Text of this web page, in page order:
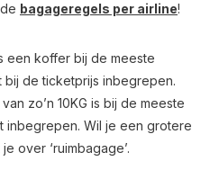
bagageregels per airline!
een koffer bij de meeste
bij de ticketprijs inbegrepen.
zo’n 10KG is bij de meeste
inbegrepen. Wil je een grotere
over ‘ruimbagage’.